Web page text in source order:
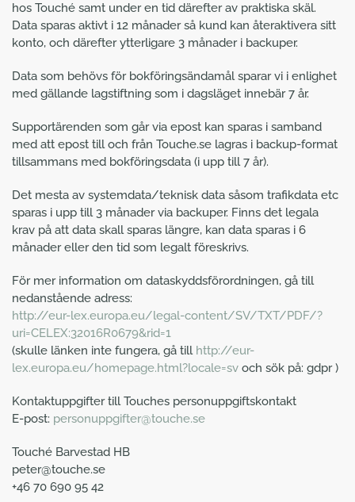
hos Touché samt under en tid därefter av praktiska skäl.
Data sparas aktivt i 12 månader så kund kan återaktivera sitt
konto, och därefter ytterligare 3 månader i backuper.
Data som behövs för bokföringsändamål sparar vi i enlighet
med gällande lagstiftning som i dagsläget innebär 7 år.
Supportärenden som går via epost kan sparas i samband
med att epost till och från Touche.se lagras i backup-format
tillsammans med bokföringsdata (i upp till 7 år).
Det mesta av systemdata/teknisk data såsom trafikdata etc
sparas i upp till 3 månader via backuper. Finns det legala
krav på att data skall sparas längre, kan data sparas i 6
månader eller den tid som legalt föreskrivs.
För mer information om dataskyddsförordningen, gå till
nedanstående adress:
http://eur-lex.europa.eu/legal-content/SV/TXT/PDF/?
uri=CELEX:32016R0679&rid=1
(skulle länken inte fungera, gå till http://eur-
lex.europa.eu/homepage.html?locale=sv och sök på: gdpr )
Kontaktuppgifter till Touches personuppgiftskontakt
E-post: personuppgifter@touche.se
Touché Barvestad HB
peter@touche.se
+46 70 690 95 42